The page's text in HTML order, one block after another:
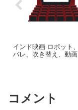
インド映画 ロボット
バレ、吹き替え、動画
コメント